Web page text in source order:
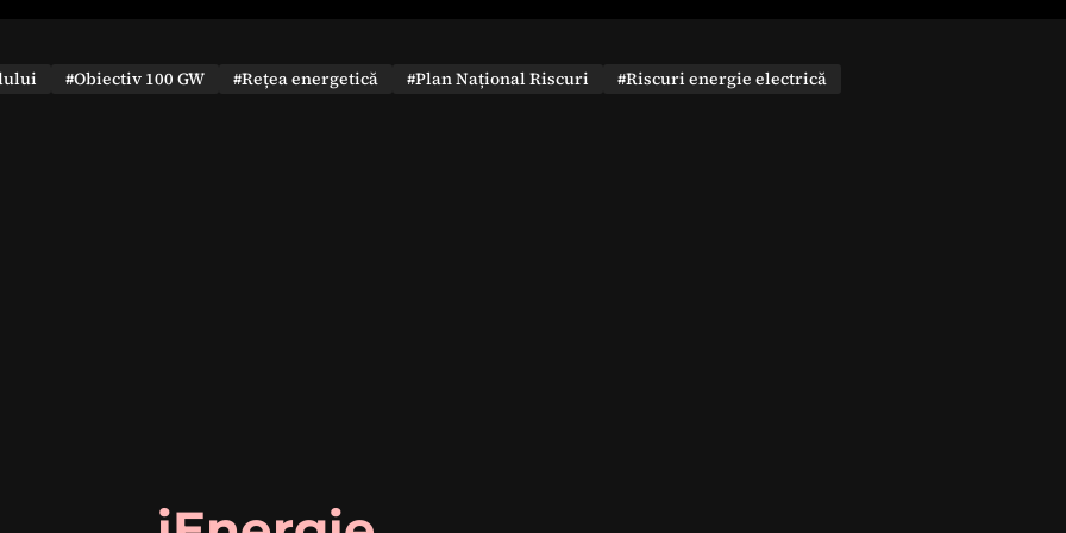
#Obiectiv 100 GW #Rețea energetică #Plan Național Riscuri
#Riscuri energie electrică